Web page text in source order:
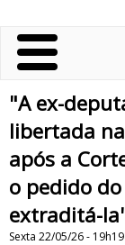
"A ex-
libertada
após a
o pedido
extraditá-
Sexta 22/05/26 - 19h19